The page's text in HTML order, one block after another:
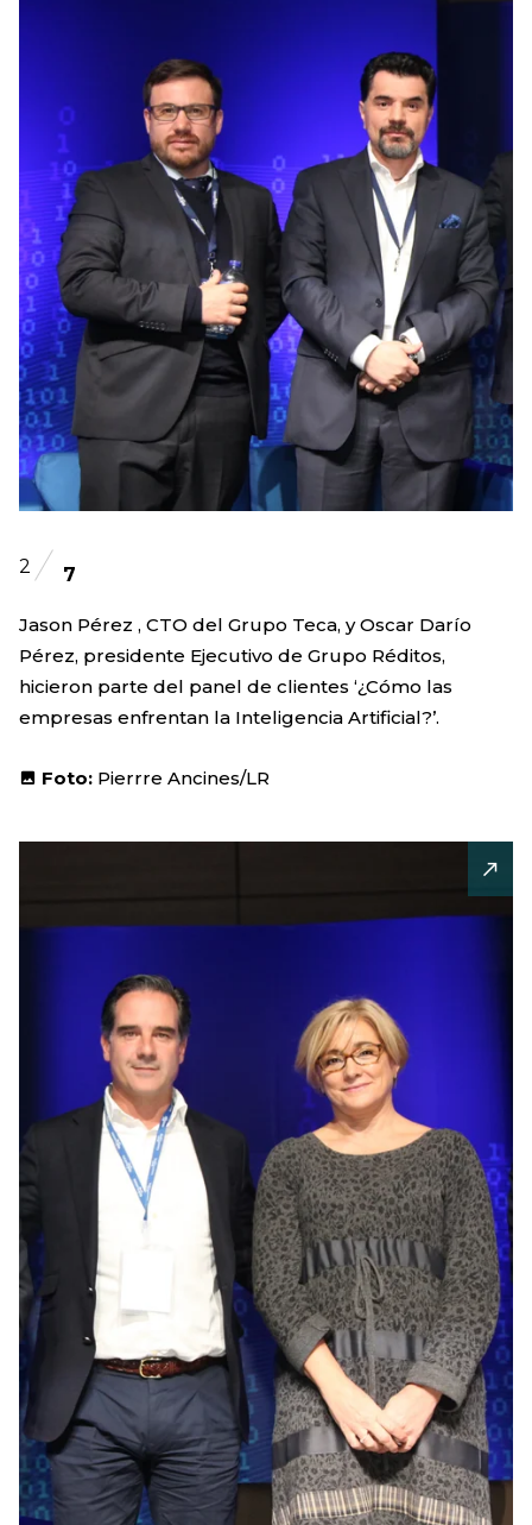
2 7
Jason Pérez , CTO del Grupo Teca, y Oscar Darío
Pérez, presidente Ejecutivo de Grupo Réditos,
hicieron parte del panel de clientes ‘¿Cómo las
empresas enfrentan la Inteligencia Artificial?’.
Foto: Pierrre Ancines/LR